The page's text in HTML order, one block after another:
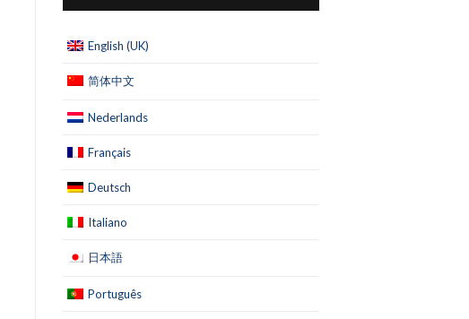
English (UK)
简体中文
Nederlands
Français
Deutsch
Italiano
日本語
Português